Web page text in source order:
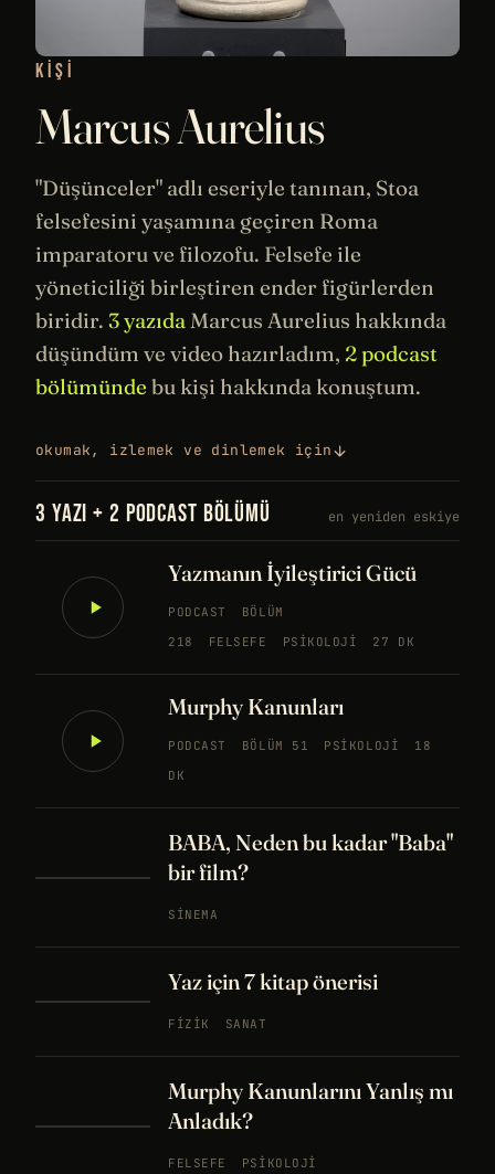
KIŞI
Marcus Aurelius
"Düşünceler" adlı eseriyle tanınan, Stoa
felsefesini yaşamına geçiren Roma
imparatoru ve filozofu. Felsefe ile
yöneticiliği birleştiren ender figürlerden
biridir. 3 yazıdaMarcus Aurelius hakkında
düşündüm ve video hazırladım, 2 podcast
bölümünde bu kişi hakkında konuştum.
okumak, izlemek ve dinlemek için
3 YAZI + 2 PODCAST BÖLÜMÜ en yeniden eskiye
Yazmanın İyileştirici Gücü
PODCAST
BÖLÜM
218
FELSEFE PSIKOLOJI 27 DK
Murphy Kanunları
PODCAST BÖLÜM 51 PSIKOLOJI
18
DK
BABA, Neden bu kadar "Baba"
bir film?
SINEMA
Yaz için 7 kitap önerisi
FIZIK SANAT
Murphy Kanunlarını Yanlış mı
Anladık?
FELSEFE PSIKOLOJI